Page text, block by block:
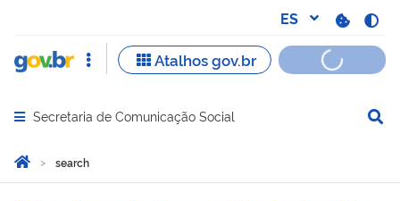
Abrir menu principal de navegação
Secretaria de Comunicação Social
Você está aqui:
Iniciosearch